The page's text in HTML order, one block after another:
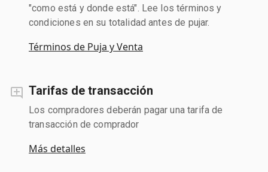
"como está y donde está". Lee los términos y
condiciones en su totalidad antes de pujar.
Términos de Puja y Venta
Tarifas de transacción
Los compradores deberán pagar una tarifa de
transacción de comprador
Más detalles